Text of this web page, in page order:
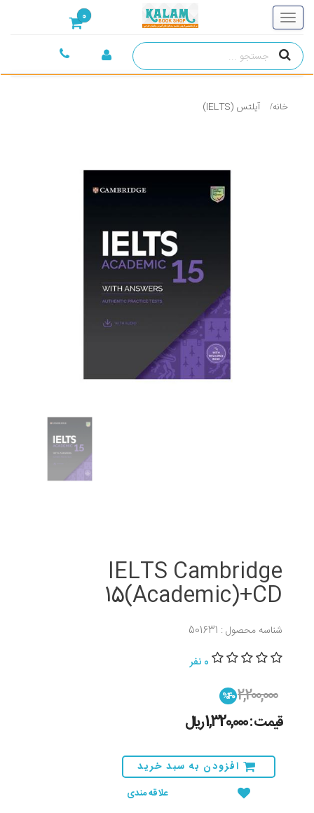
0
خانه آیلتس (IELTS)
IELTS Cambridge
15(Academic)+CD
شناسه محصول : 501631
0 نفر
2,200,000
%40
قیمت : 1,320,000 ريال
افزودن به سبد خرید
علاقه مندی